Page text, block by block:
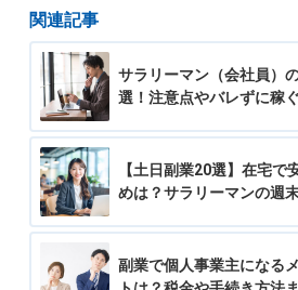
関連記事
サラリーマン（会社員）
選！注意点やバレずに稼
【土日副業20選】在宅で
めは？サラリーマンの週
副業で個人事業主になる